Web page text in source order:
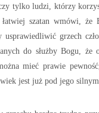
tylko ludzi, którzy
szatan wmówi, że
usprawiedliwić grzech
do służby Bogu,
mieć prawie
jest już pod jego